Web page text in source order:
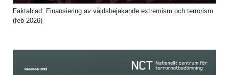
Faktablad: Finansiering av våldsbejakande extremism och terrorism
(feb 2026)